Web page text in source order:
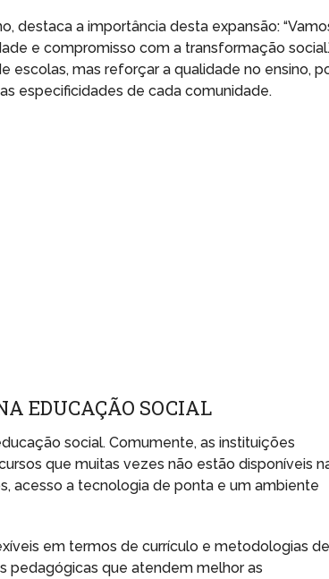
destaca a importância desta expansão:
e compromisso com a transformação
escolas, mas reforçar a qualidade no ensino,
especificidades de cada comunidade.
EDUCAÇÃO SOCIAL
social. Comumente, as instituições
que muitas vezes não estão disponíveis
acesso a tecnologia de ponta e um ambiente
em termos de currículo e metodologias
pedagógicas que atendem melhor as